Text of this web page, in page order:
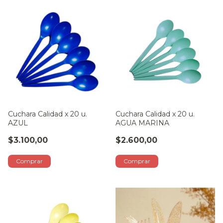
Cuchara Calidad x 20 u.
AZUL
$3.100,00
Cuchara Calidad x 20 u.
AGUA MARINA
$2.600,00